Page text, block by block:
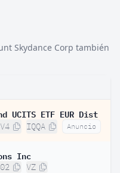
Skydance Corp también
UCITS ETF EUR Dist
IQQA Anuncio
Inc
VZ